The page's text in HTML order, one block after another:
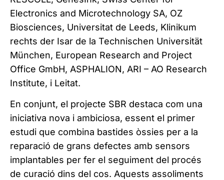
Electronics and Microtechnology SA, OZ
Biosciences, Universitat de Leeds, Klinikum
rechts der Isar de la Technischen Universität
München, European Research and Project
Office GmbH, ASPHALION, ARI – AO Research
Institute, i Leitat.
En conjunt, el projecte SBR destaca com una
iniciativa nova i ambiciosa, essent el primer
estudi que combina bastides òssies per a la
reparació de grans defectes amb sensors
implantables per fer el seguiment del procés
de curació dins del cos. Aquests assoliments